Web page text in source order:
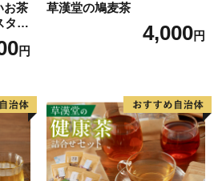
お茶
タン
粉
円
草漢堂の鳩麦茶
4,000円